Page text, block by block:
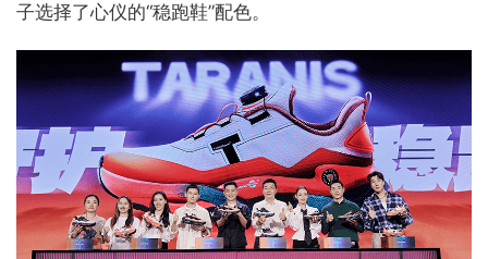
子选择了心仪的“稳跑鞋”配色。